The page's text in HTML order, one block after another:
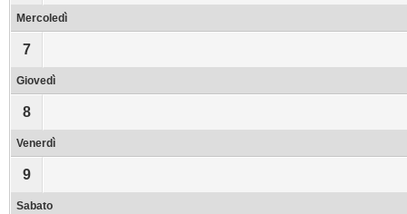
Mercoledì
7
Giovedì
8
Venerdì
9
Sabato